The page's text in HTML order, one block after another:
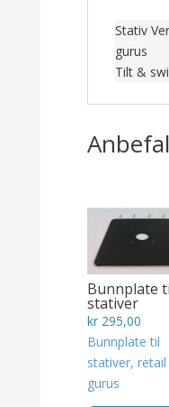
Stativ
gurus
Tilt &
Bunnplate
stativer
kr295,00
Bunnplate til
stativer, retail
gurus